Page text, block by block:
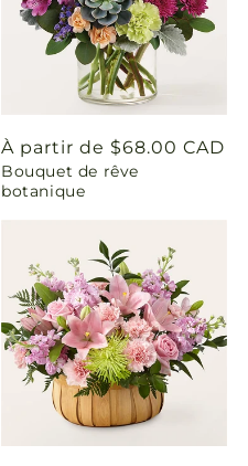
Prix
habituel
À partir de $68.00 CAD
Bouquet de rêve
botanique